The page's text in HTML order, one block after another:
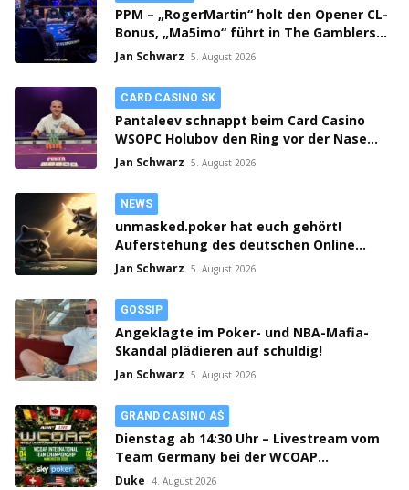
PPM – „RogerMartin“ holt den Opener CL-
Bonus, „Ma5imo“ führt in The Gamblers
PLO Championship!
Jan Schwarz 5. August 2026
CARD CASINO SK
Pantaleev schnappt beim Card Casino
WSOPC Holubov den Ring vor der Nase
weg! 3-fach Action in Samorin!
Jan Schwarz 5. August 2026
NEWS
unmasked.poker hat euch gehört!
Auferstehung des deutschen Online
Poker Rooms?!
Jan Schwarz 5. August 2026
GOSSIP
Angeklagte im Poker- und NBA-Mafia-
Skandal plädieren auf schuldig!
Jan Schwarz 5. August 2026
GRAND CASINO AŠ
Dienstag ab 14:30 Uhr – Livestream vom
Team Germany bei der WCOAP
Manchester 2026!
Duke 4. August 2026